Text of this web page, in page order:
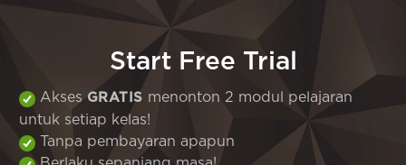
Start Free Trial
Akses GRATIS menonton 2 modul pelajaran
untuk setiap kelas!
Tanpa pembayaran apapun